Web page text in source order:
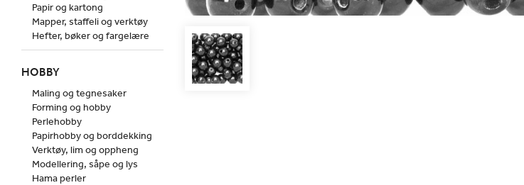
Papir og kartong
Mapper, staffeli og verktøy
Hefter, bøker og fargelære
HOBBY
Maling og tegnesaker
Forming og hobby
Perlehobby
Papirhobby og borddekking
Verktøy, lim og oppheng
Modellering, såpe og lys
Hama perler